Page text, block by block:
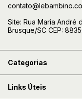
Site: Rua Maria André
Brusque/SC CEP:
Categorias
Links Úteis